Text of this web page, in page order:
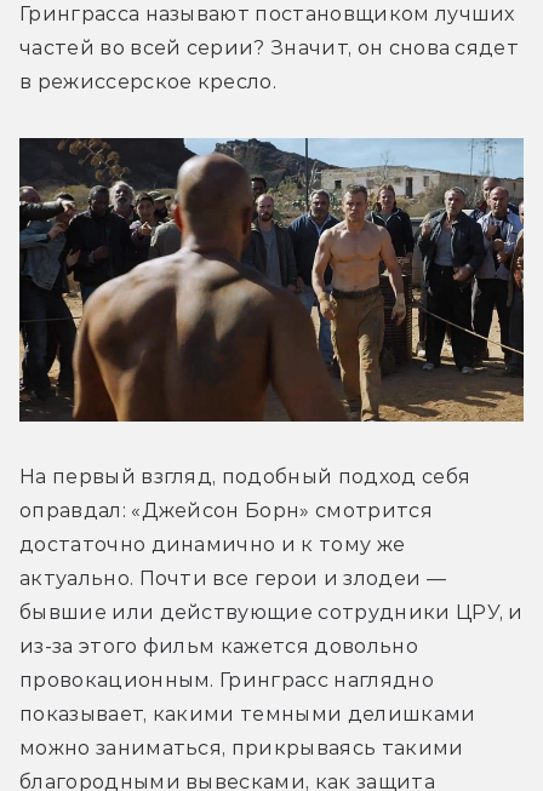
Гринграсса называют постановщиком лучших
частей во всей серии? Значит, он снова сядет
в режиссерское кресло.
На первый взгляд, подобный подход себя
оправдал: «Джейсон Борн» смотрится
достаточно динамично и к тому же
актуально. Почти все герои и злодеи —
бывшие или действующие сотрудники ЦРУ, и
из-за этого фильм кажется довольно
провокационным. Гринграсс наглядно
показывает, какими темными делишками
можно заниматься, прикрываясь такими
благородными вывесками, как защита